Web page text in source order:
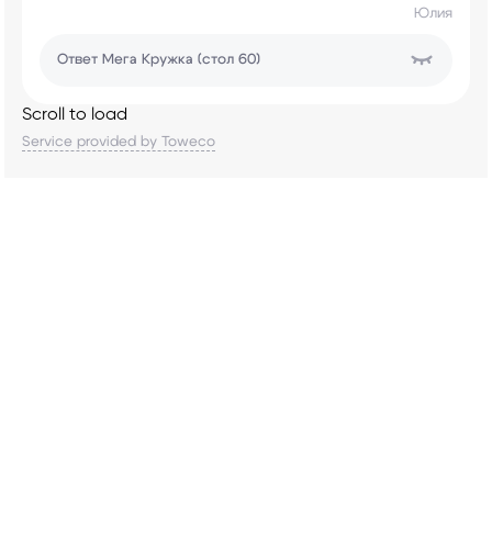
Юлия
Ответ Мега Кружка (стол 60)
Scroll to load
Service provided by Toweco